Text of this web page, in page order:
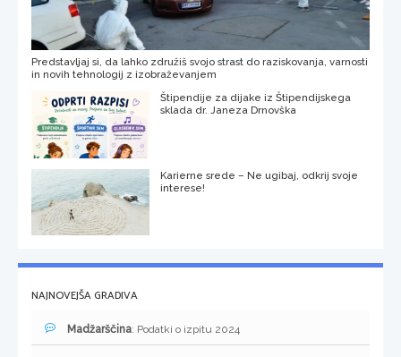
Predstavljaj si, da lahko združiš svojo strast do raziskovanja, varnosti
in novih tehnologij z izobraževanjem
Štipendije za dijake iz Štipendijskega
sklada dr. Janeza Drnovška
Karierne srede – Ne ugibaj, odkrij svoje
interese!
NAJNOVEJŠA GRADIVA
Madžarščina: Podatki o izpitu 2024